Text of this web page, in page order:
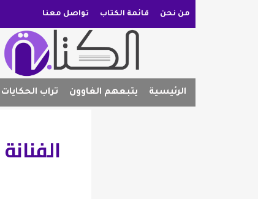
من نحن قائمة الكتاب تواصل معنا
الرئيسية يتبعهم الغاوون تراب الحكايات